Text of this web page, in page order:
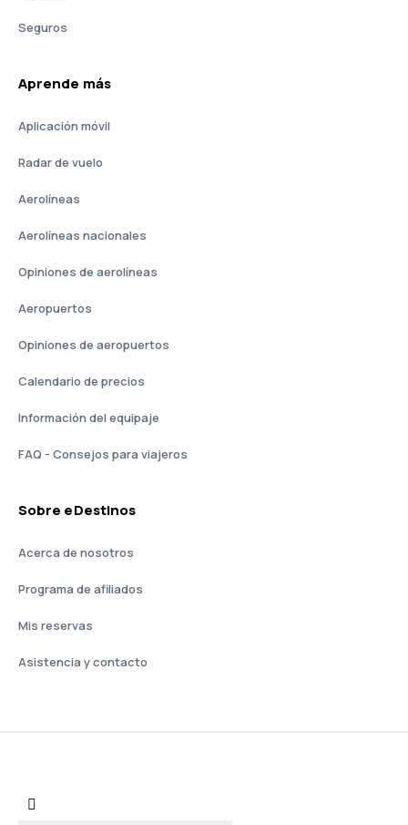
Seguros
Aprende más
Aplicación móvil
Radar de vuelo
Aerolíneas
Aerolíneas nacionales
Opiniones de aerolíneas
Aeropuertos
Opiniones de aeropuertos
Calendario de precios
Información del equipaje
FAQ - Consejos para viajeros
Sobre eDestinos
Acerca de nosotros
Programa de afiliados
Mis reservas
Asistencia y contacto